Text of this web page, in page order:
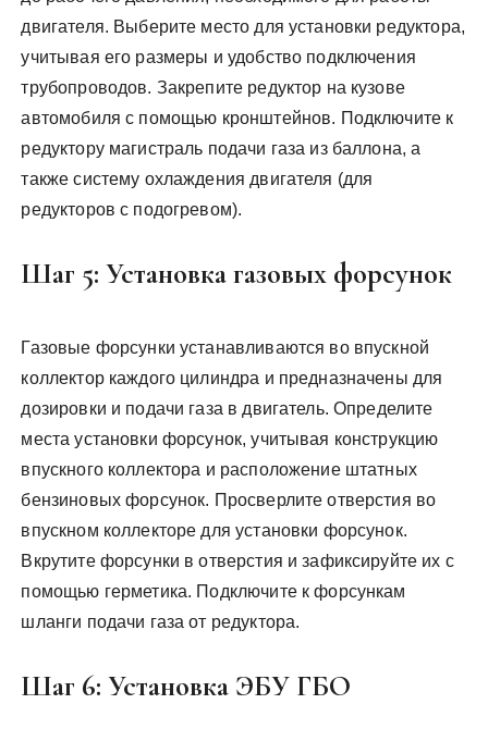
двигателя. Выберите место для установки редуктора,
учитывая его размеры и удобство подключения
трубопроводов. Закрепите редуктор на кузове
автомобиля с помощью кронштейнов. Подключите к
редуктору магистраль подачи газа из баллона, а
также систему охлаждения двигателя (для
редукторов с подогревом).
Шаг 5: Установка газовых форсунок
Газовые форсунки устанавливаются во впускной
коллектор каждого цилиндра и предназначены для
дозировки и подачи газа в двигатель. Определите
места установки форсунок, учитывая конструкцию
впускного коллектора и расположение штатных
бензиновых форсунок. Просверлите отверстия во
впускном коллекторе для установки форсунок.
Вкрутите форсунки в отверстия и зафиксируйте их с
помощью герметика. Подключите к форсункам
шланги подачи газа от редуктора.
Шаг 6: Установка ЭБУ ГБО